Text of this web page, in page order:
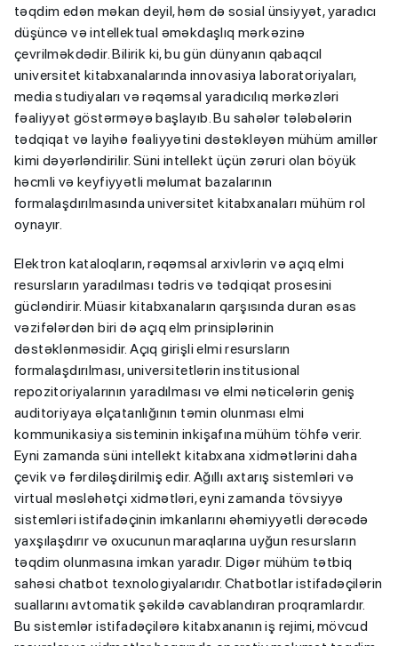
təqdim edən məkan deyil, həm də sosial ünsiyyət, yaradıcı
düşüncə və intellektual əməkdaşlıq mərkəzinə
çevrilməkdədir. Bilirik ki, bu gün dünyanın qabaqcıl
universitet kitabxanalarında innovasiya laboratoriyaları,
media studiyaları və rəqəmsal yaradıcılıq mərkəzləri
fəaliyyət göstərməyə başlayıb. Bu sahələr tələbələrin
tədqiqat və layihə fəaliyyətini dəstəkləyən mühüm amillər
kimi dəyərləndirilir. Süni intellekt üçün zəruri olan böyük
həcmli və keyfiyyətli məlumat bazalarının
formalaşdırılmasında universitet kitabxanaları mühüm rol
oynayır.
Elektron kataloqların, rəqəmsal arxivlərin və açıq elmi
resursların yaradılması tədris və tədqiqat prosesini
gücləndirir. Müasir kitabxanaların qarşısında duran əsas
vəzifələrdən biri də açıq elm prinsiplərinin
dəstəklənməsidir. Açıq girişli elmi resursların
formalaşdırılması, universitetlərin institusional
repozitoriyalarının yaradılması və elmi nəticələrin geniş
auditoriyaya əlçatanlığının təmin olunması elmi
kommunikasiya sisteminin inkişafına mühüm töhfə verir.
Eyni zamanda süni intellekt kitabxana xidmətlərini daha
çevik və fərdiləşdirilmiş edir. Ağıllı axtarış sistemləri və
virtual məsləhətçi xidmətləri, eyni zamanda tövsiyyə
sistemləri istifadəçinin imkanlarını əhəmiyyətli dərəcədə
yaxşılaşdırır və oxucunun maraqlarına uyğun resursların
təqdim olunmasına imkan yaradır. Digər mühüm tətbiq
sahəsi chatbot texnologiyalarıdır. Chatbotlar istifadəçilərin
suallarını avtomatik şəkildə cavablandıran proqramlardır.
Bu sistemlər istifadəçilərə kitabxananın iş rejimi, mövcud